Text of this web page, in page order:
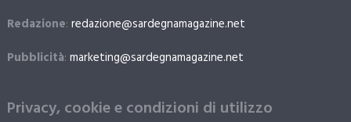
Redazione: redazione@sardegnamagazine.net
Pubblicità: marketing@sardegnamagazine.net
Privacy, cookie e condizioni di utilizzo